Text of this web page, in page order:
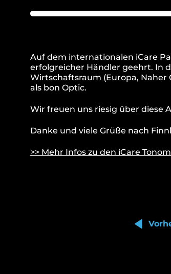
Auf dem internationalen iCare
erfolgreicher Händler geehrt. In
Wirtschaftsraum (Europa, Naher
als bon Optic.
Wir freuen uns riesig über diese
Danke und viele Grüße nach
>> Mehr Infos zu den iCare